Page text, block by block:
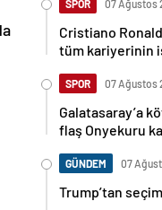
SPOR 07 Ağustos
Cristiano
tüm kariyerinin
SPOR 07 Ağustos
Galatasaray’a
flaş Onyekuru
GÜNDEM 07
Trump’tan